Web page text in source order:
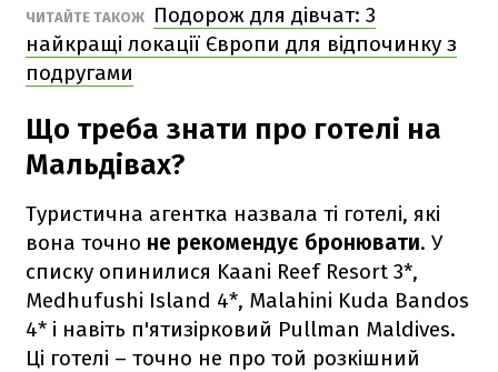
ЧИТАЙТЕ ТАКОЖ
Подорож для дівчат: 3
найкращі локації Європи для відпочинку з
подругами
Що треба знати про готелі на
Мальдівах?
Туристична агентка назвала ті готелі, які
вона точно не рекомендує бронювати. У
списку опинилися Kaani Reef Resort 3*,
Medhufushi Island 4*, Malahini Kuda Bandos
4* і навіть п'ятизірковий Pullman Maldives.
Ці готелі – точно не про той розкішний